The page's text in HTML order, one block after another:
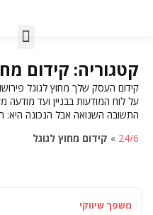
קטגוריה: קידום
על לוח המודעות בבניין ועד מודעה
התשובה השנואה אבל הנכונה היא:
24/6
» קידום מחוץ לגוגל
משפך שיווקי